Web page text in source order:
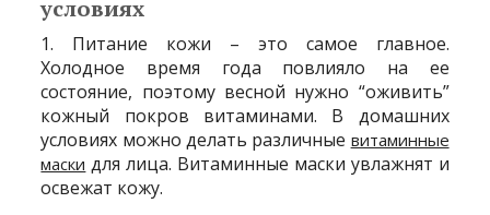
условиях
1. Питание кожи – это самое главное.
Холодное время года повлияло на ее
состояние, поэтому весной нужно “оживить”
кожный покров витаминами. В домашних
условиях можно делать различные витаминные
маски для лица. Витаминные маски увлажнят и
освежат кожу.